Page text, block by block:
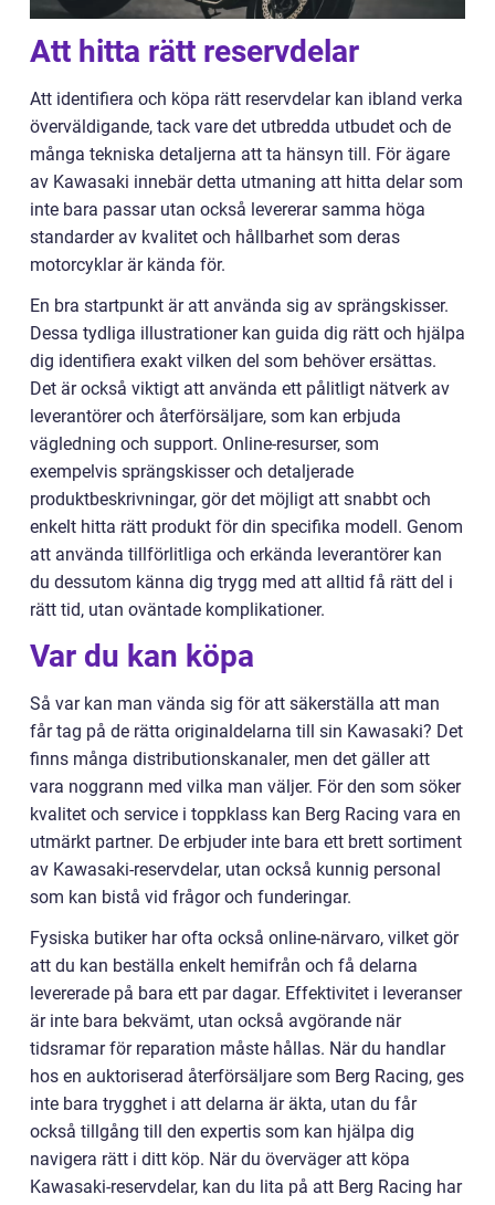
Att hitta rätt reservdelar
Att identifiera och köpa rätt reservdelar kan ibland verka
överväldigande, tack vare det utbredda utbudet och de
många tekniska detaljerna att ta hänsyn till. För ägare
av Kawasaki innebär detta utmaning att hitta delar som
inte bara passar utan också levererar samma höga
standarder av kvalitet och hållbarhet som deras
motorcyklar är kända för.
En bra startpunkt är att använda sig av sprängskisser.
Dessa tydliga illustrationer kan guida dig rätt och hjälpa
dig identifiera exakt vilken del som behöver ersättas.
Det är också viktigt att använda ett pålitligt nätverk av
leverantörer och återförsäljare, som kan erbjuda
vägledning och support. Online-resurser, som
exempelvis sprängskisser och detaljerade
produktbeskrivningar, gör det möjligt att snabbt och
enkelt hitta rätt produkt för din specifika modell. Genom
att använda tillförlitliga och erkända leverantörer kan
du dessutom känna dig trygg med att alltid få rätt del i
rätt tid, utan oväntade komplikationer.
Var du kan köpa
Så var kan man vända sig för att säkerställa att man
får tag på de rätta originaldelarna till sin Kawasaki? Det
finns många distributionskanaler, men det gäller att
vara noggrann med vilka man väljer. För den som söker
kvalitet och service i toppklass kan Berg Racing vara en
utmärkt partner. De erbjuder inte bara ett brett sortiment
av Kawasaki-reservdelar, utan också kunnig personal
som kan bistå vid frågor och funderingar.
Fysiska butiker har ofta också online-närvaro, vilket gör
att du kan beställa enkelt hemifrån och få delarna
levererade på bara ett par dagar. Effektivitet i leveranser
är inte bara bekvämt, utan också avgörande när
tidsramar för reparation måste hållas. När du handlar
hos en auktoriserad återförsäljare som Berg Racing, ges
inte bara trygghet i att delarna är äkta, utan du får
också tillgång till den expertis som kan hjälpa dig
navigera rätt i ditt köp. När du överväger att köpa
Kawasaki-reservdelar, kan du lita på att Berg Racing har